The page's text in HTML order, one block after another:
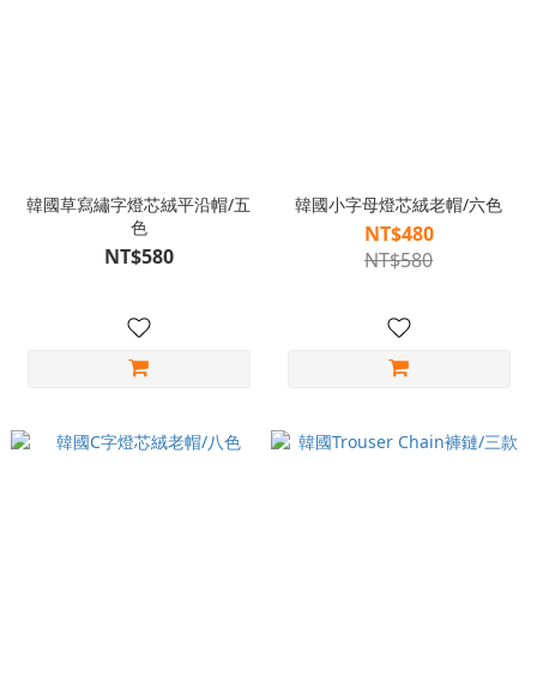
韓國草寫繡字燈芯絨平沿帽/五
色
NT$580
韓國小字母燈芯絨老帽/六色
NT$480
NT$580